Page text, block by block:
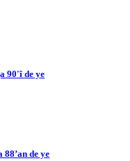
90'î de ye
de ye